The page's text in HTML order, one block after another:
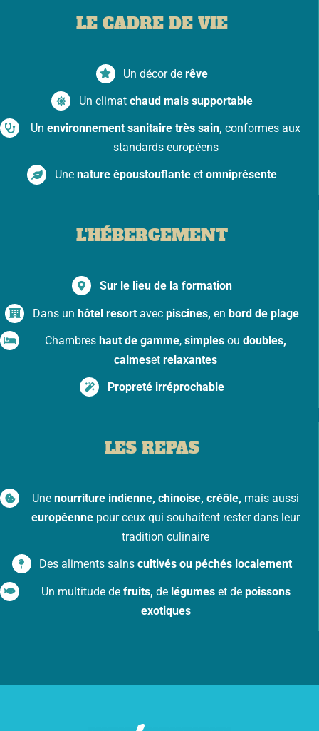
LE CADRE DE VIE
Un décor derêve
Un climat chaud mais supportable
Un environnement sanitaire très sain, conformes aux
standards européens
Une nature époustouflanteet omniprésente
L'HÉBERGEMENT
Sur le lieu de la formation
Dans un hôtel resortavecpiscines, en bord de plage
Chambreshaut de gamme,simples ou doubles,
calmesetrelaxantes
Propreté irréprochable
LES REPAS
Une nourriture indienne, chinoise, créôle, mais aussi
européenne pour ceux qui souhaitent rester dans leur
tradition culinaire
Des aliments sains cultivés ou péchés localement
Un multitude de fruits, de légumeset de poissons
exotiques